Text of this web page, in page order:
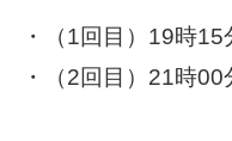
・（1回目）19時15
・（2回目）21時00